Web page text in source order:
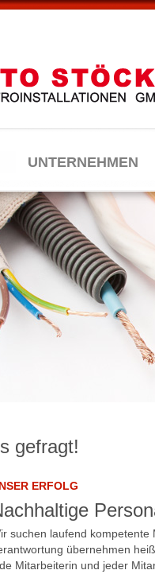
UNTERNEHMEN
gefragt!
ERFOLG
suchen laufend kompetente
übernehmen
Mitarbeiterin und jeder